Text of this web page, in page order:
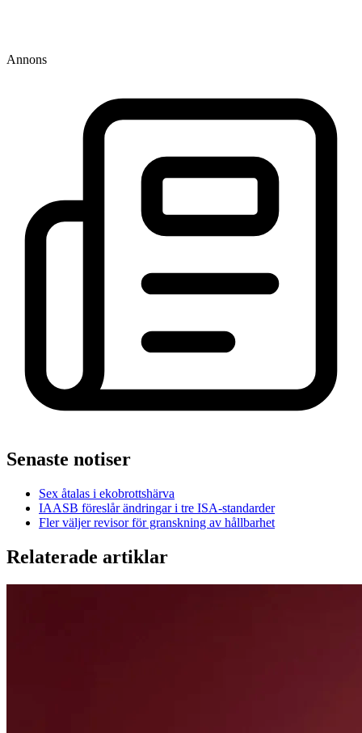
Annons
Senaste notiser
Sex åtalas i ekobrottshärva
IAASB föreslår ändringar i tre ISA-standarder
Fler väljer revisor för granskning av hållbarhet
Relaterade artiklar